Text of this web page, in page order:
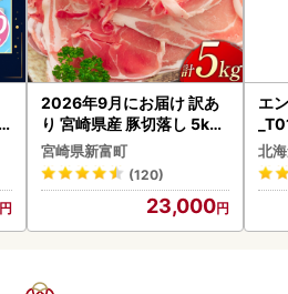
2026年9月にお届け 訳あ
り 宮崎県産 豚切落し 5kg
C325-2506-2609
宮崎県新富町
(120)
23,000
エ
北